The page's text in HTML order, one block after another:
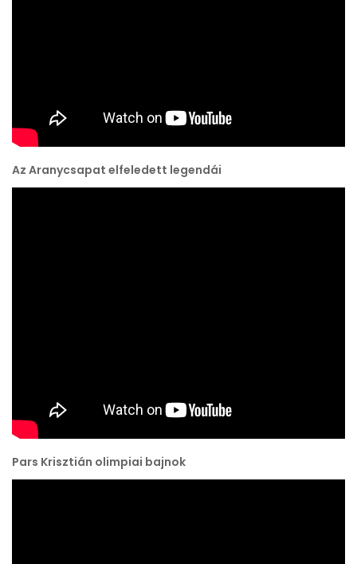
Az Aranycsapat elfeledett legendái
Pars Krisztián olimpiai bajnok